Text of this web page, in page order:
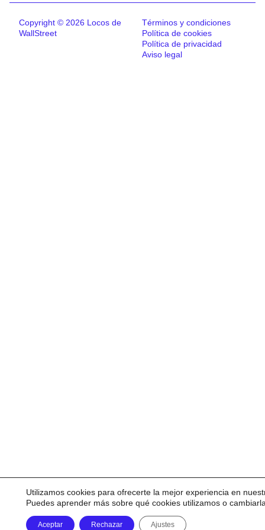
Copyright © 2026 Locos de
WallStreet
Términos y condiciones
Política de cookies
Política de privacidad
Aviso legal
Utilizamos cookies para ofrecerte la mejor experiencia en
Puedes aprender más sobre qué cookies utilizamos o
Aceptar Rechazar Ajustes